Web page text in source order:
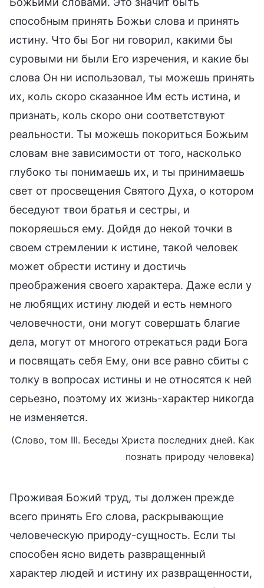
способным принять Божьи слова и принять
истину. Что бы Бог ни говорил, какими бы
суровыми ни были Его изречения, и какие бы
слова Он ни использовал, ты можешь принять
их, коль скоро сказанное Им есть истина, и
признать, коль скоро они соответствуют
реальности. Ты можешь покориться Божьим
словам вне зависимости от того, насколько
глубоко ты понимаешь их, и ты принимаешь
свет от просвещения Святого Духа, о котором
беседуют твои братья и сестры, и
покоряешься ему. Дойдя до некой точки в
своем стремлении к истине, такой человек
может обрести истину и достичь
преображения своего характера. Даже если у
не любящих истину людей и есть немного
человечности, они могут совершать благие
дела, могут от многого отрекаться ради Бога
и посвящать себя Ему, они все равно сбиты с
толку в вопросах истины и не относятся к ней
серьезно, поэтому их жизнь-характер никогда
не изменяется.
(Слово, том III. Беседы Христа последних дней. Как
познать природу человека)
Проживая Божий труд, ты должен прежде
всего принять Его слова, раскрывающие
человеческую природу-сущность. Если ты
способен ясно видеть развращенный
характер людей и истину их развращенности,